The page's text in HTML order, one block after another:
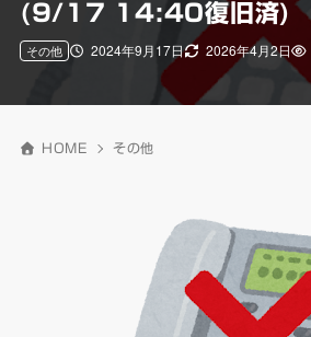
(9/17 14:40復旧済)
2024年9月17日 2026年4月2日
その他
HOME その他